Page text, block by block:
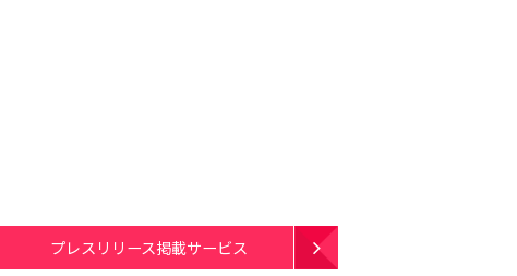
プレスリリース掲載サービス